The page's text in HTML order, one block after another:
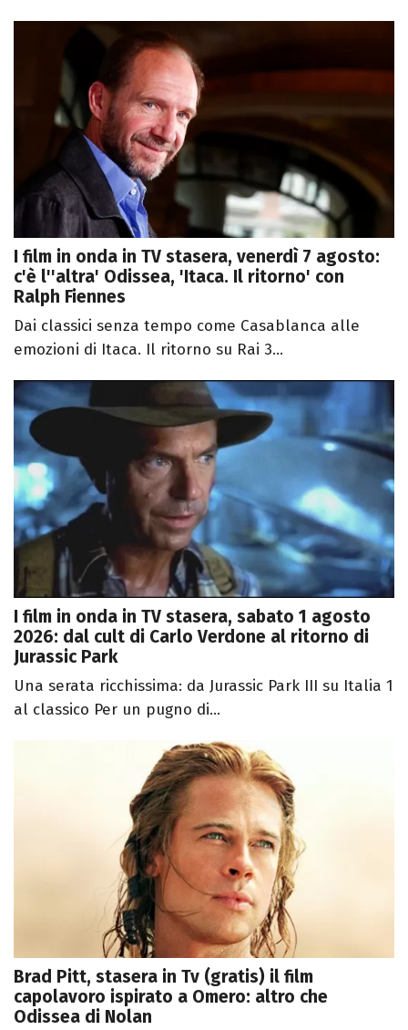
I film in onda in TV stasera, venerdì 7 agosto:
c'è l''altra' Odissea, 'Itaca. Il ritorno' con
Ralph Fiennes
Dai classici senza tempo come Casablanca alle
emozioni di Itaca. Il ritorno su Rai 3...
I film in onda in TV stasera, sabato 1 agosto
2026: dal cult di Carlo Verdone al ritorno di
Jurassic Park
Una serata ricchissima: da Jurassic Park III su Italia 1
al classico Per un pugno di...
Brad Pitt, stasera in Tv (gratis) il film
capolavoro ispirato a Omero: altro che
Odissea di Nolan